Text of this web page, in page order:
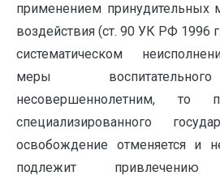
применением принудительных
воздействия (ст. 90 УК РФ 1996
систематическом
меры
несовершеннолетним, то
специализированного
освобождение отменяется и
подлежит